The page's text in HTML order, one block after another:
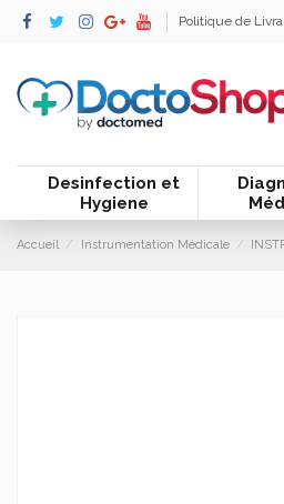
Politique de
Desinfection et
Hygiene
Accueil Instrumentation Médicale